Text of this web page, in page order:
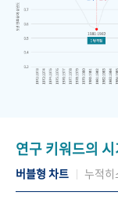
연구 키워드의
버블형 차트 누적히